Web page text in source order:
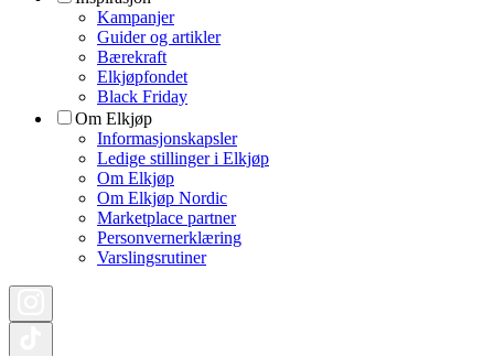
Kampanjer
Guider og artikler
Bærekraft
Elkjøpfondet
Black Friday
Om Elkjøp
Informasjonskapsler
Ledige stillinger i Elkjøp
Om Elkjøp
Om Elkjøp Nordic
Marketplace partner
Personvernerklæring
Varslingsrutiner